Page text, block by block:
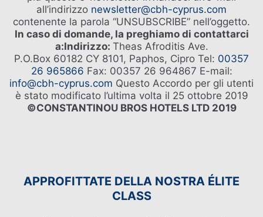
IDEALE PER
all’indirizzo newsletter@cbh-cyprus.com
contenente la parola “UNSUBSCRIBE” nell’oggetto.
In caso di domande, la preghiamo di contattarci
a:Indirizzo: Theas Afroditis Ave.
P.O.Box 60182 CY 8101, Paphos, Cipro Tel: 00357
26 965866 Fax: 00357 26 964867 E-mail:
info@cbh-cyprus.com Questo Accordo per gli utenti
è stato modificato l’ultima volta il 25 ottobre 2019
©CONSTANTINOU BROS HOTELS LTD 2019
APPROFITTATE DELLA NOSTRA ÉLITE
CLASS